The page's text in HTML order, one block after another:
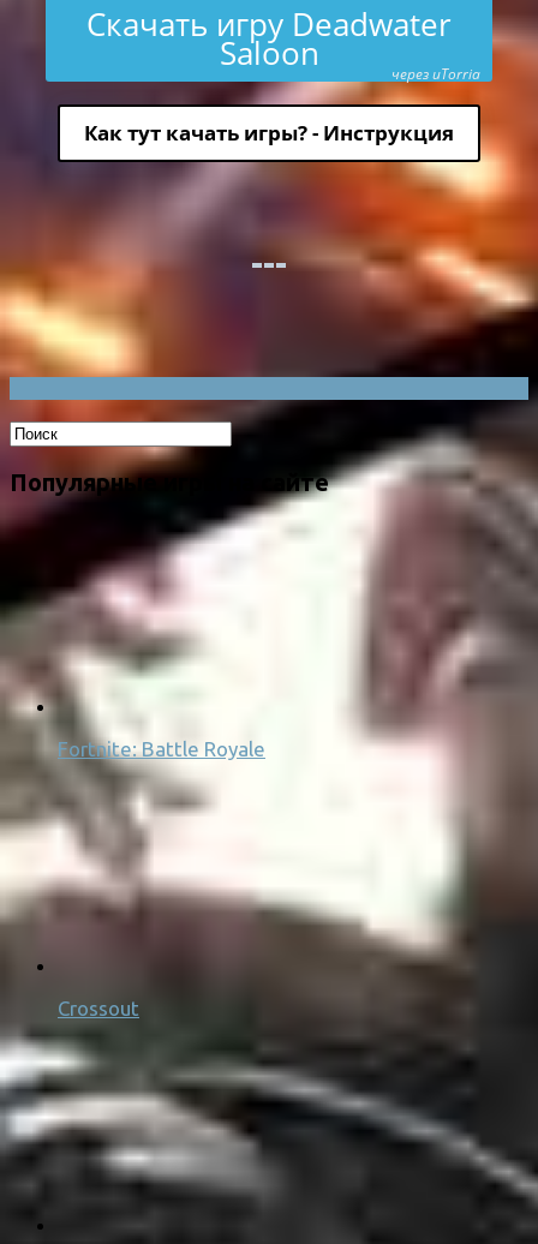
Скачать игру Deadwater
Saloon через uTorria
Как тут качать игры? - Инструкция
Популярные игры на сайте
Fortnite: Battle Royale
Crossout